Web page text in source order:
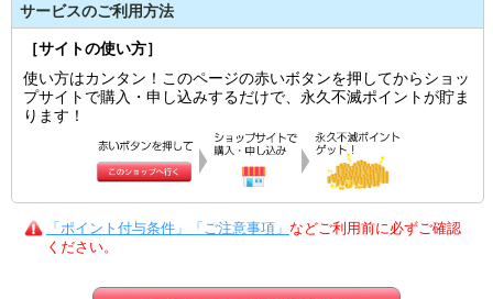
サービスのご利用方法
［サイトの使い方］
使い方はカンタン！このページの赤いボタンを押してからショッ
プサイトで購入・申し込みするだけで、永久不滅ポイントが貯ま
ります！
「ポイント付与条件」「ご注意事項」 などご利用前に必ずご確認
ください。